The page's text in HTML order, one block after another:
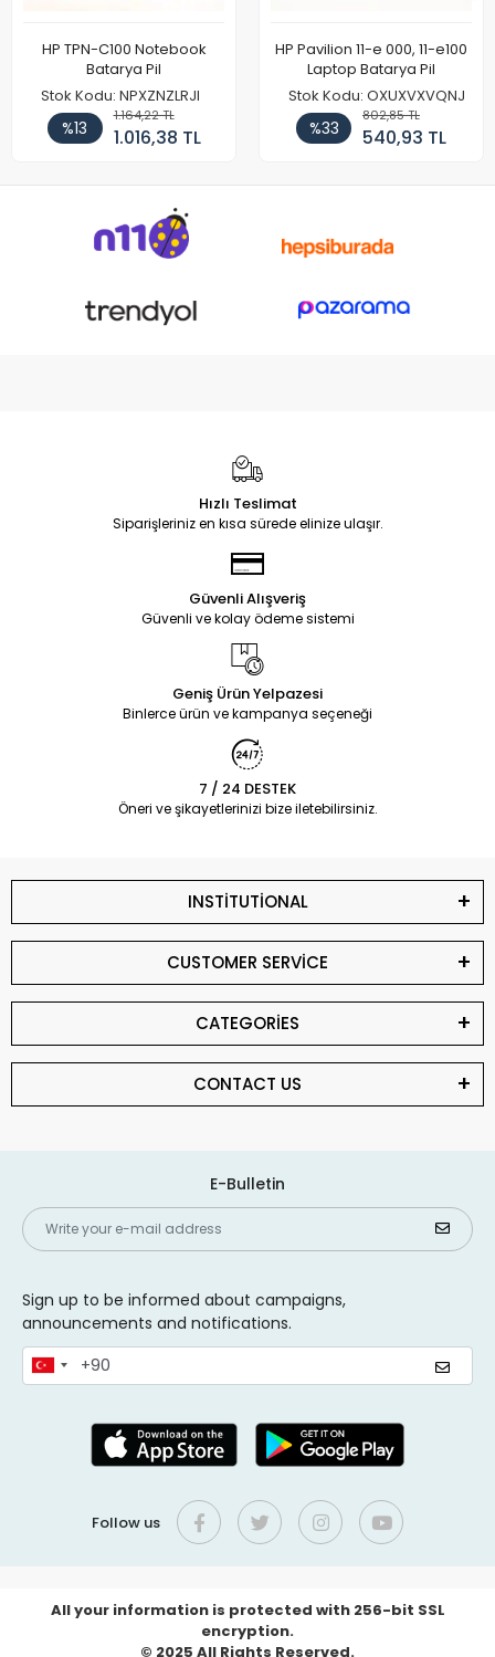
HP TPN-C100 Notebook
Batarya Pil
Stok Kodu: NPXZNZLRJI
%13
1.164,22 TL
1.016,38 TL
HP Pavilion 11-e 000, 11-e100
Laptop Batarya Pil
Stok Kodu: OXUXVXVQNJ
%33
802,85 TL
540,93 TL
Hızlı Teslimat
Siparişleriniz en kısa sürede elinize ulaşır.
Güvenli Alışveriş
Güvenli ve kolay ödeme sistemi
Geniş Ürün Yelpazesi
Binlerce ürün ve kampanya seçeneği
7 / 24 DESTEK
Öneri ve şikayetlerinizi bize iletebilirsiniz.
INSTİTUTİONAL
CUSTOMER SERVİCE
CATEGORİES
CONTACT US
E-Bulletin
Sign up to be informed about campaigns,
announcements and notifications.
Follow us
All your information is protected with 256-bit SSL
encryption.
© 2025 All Rights Reserved.